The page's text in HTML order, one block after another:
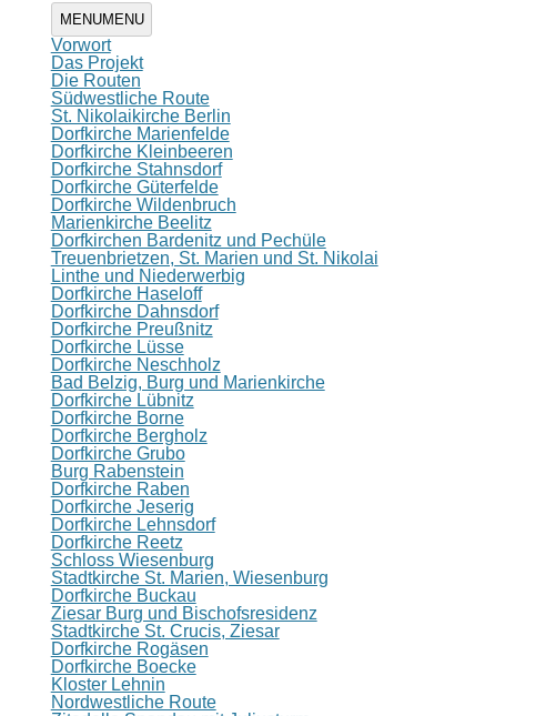
Zum
Inhalt
springen
MENUMENU
Vorwort
Das Projekt
Die Routen
Südwestliche Route
St. Nikolaikirche Berlin
Dorfkirche Marienfelde
Dorfkirche Kleinbeeren
Dorfkirche Stahnsdorf
Dorfkirche Güterfelde
Dorfkirche Wildenbruch
Marienkirche Beelitz
Dorfkirchen Bardenitz und Pechüle
Treuenbrietzen, St. Marien und St. Nikolai
Linthe und Niederwerbig
Dorfkirche Haseloff
Dorfkirche Dahnsdorf
Dorfkirche Preußnitz
Dorfkirche Lüsse
Dorfkirche Neschholz
Bad Belzig, Burg und Marienkirche
Dorfkirche Lübnitz
Dorfkirche Borne
Dorfkirche Bergholz
Dorfkirche Grubo
Burg Rabenstein
Dorfkirche Raben
Dorfkirche Jeserig
Dorfkirche Lehnsdorf
Dorfkirche Reetz
Schloss Wiesenburg
Stadtkirche St. Marien, Wiesenburg
Dorfkirche Buckau
Ziesar Burg und Bischofsresidenz
Stadtkirche St. Crucis, Ziesar
Dorfkirche Rogäsen
Dorfkirche Boecke
Kloster Lehnin
Nordwestliche Route